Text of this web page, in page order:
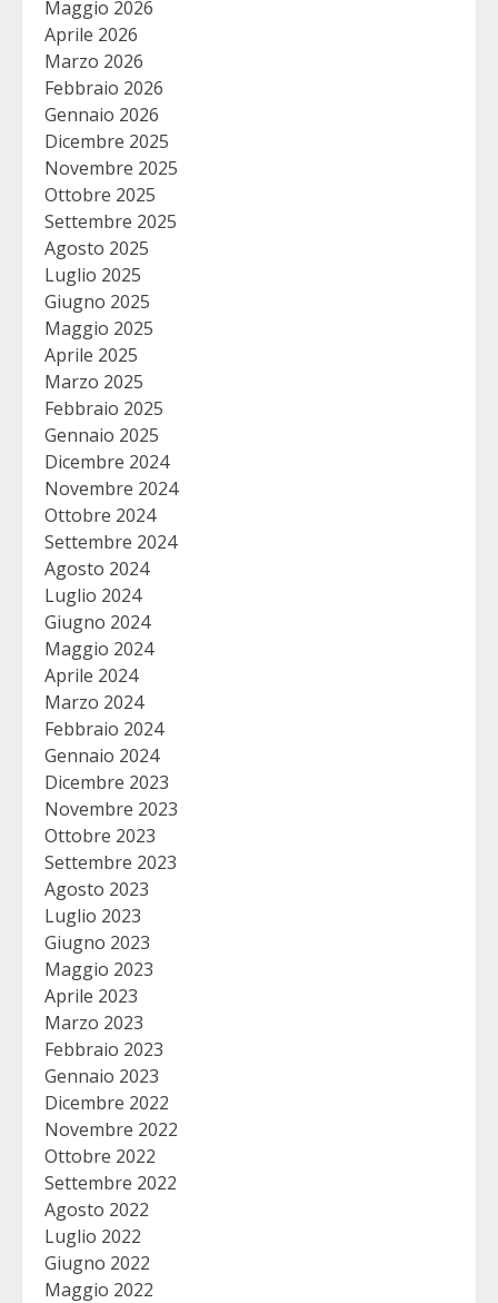
Maggio 2026
Aprile 2026
Marzo 2026
Febbraio 2026
Gennaio 2026
Dicembre 2025
Novembre 2025
Ottobre 2025
Settembre 2025
Agosto 2025
Luglio 2025
Giugno 2025
Maggio 2025
Aprile 2025
Marzo 2025
Febbraio 2025
Gennaio 2025
Dicembre 2024
Novembre 2024
Ottobre 2024
Settembre 2024
Agosto 2024
Luglio 2024
Giugno 2024
Maggio 2024
Aprile 2024
Marzo 2024
Febbraio 2024
Gennaio 2024
Dicembre 2023
Novembre 2023
Ottobre 2023
Settembre 2023
Agosto 2023
Luglio 2023
Giugno 2023
Maggio 2023
Aprile 2023
Marzo 2023
Febbraio 2023
Gennaio 2023
Dicembre 2022
Novembre 2022
Ottobre 2022
Settembre 2022
Agosto 2022
Luglio 2022
Giugno 2022
Maggio 2022